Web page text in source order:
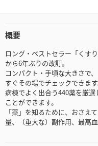
概要
ロング・ベストセラー「くす
から6年ぶりの改訂。
コンパクト・手頃な大きさで
すぐその場でチェックできます
病棟でよく出合う440薬を厳
ことができます。
「薬」を知るために、おさえ
量、（重大な）副作用、最高